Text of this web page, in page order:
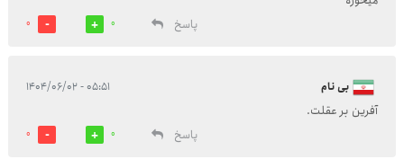
پاسخ
0
0
بی نام ۰۵:۵۱ - ۱۴۰۴/۰۶/۰۲
آفرین بر عقلت.
پاسخ
0
0